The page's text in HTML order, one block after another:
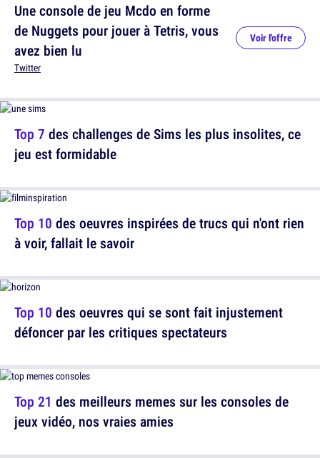
Une console de jeu Mcdo en forme
de Nuggets pour jouer à Tetris, vous
avez bien lu
Twitter
Voir l'offre
Top 10 des oeuvres inspirées de trucs qui n'ont rien
à voir, fallait le savoir
Top 21 des meilleurs memes sur les consoles de
jeux vidéo, nos vraies amies
Top 7 des challenges de Sims les plus insolites, ce
jeu est formidable
Top 10 des oeuvres qui se sont fait injustement
défoncer par les critiques spectateurs